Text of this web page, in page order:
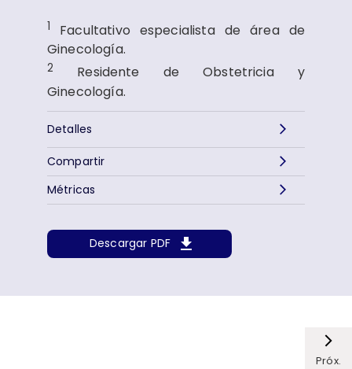
1
Facultativo especialista de área de
Ginecología.
2 Residente de Obstetricia y
Ginecología.
Detalles
Descargar PDF
Métricas
Compartir
Próx.